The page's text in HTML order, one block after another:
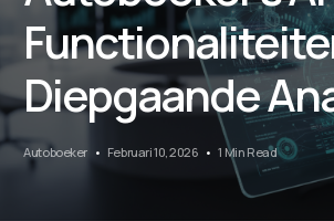
Diepgaande
Autoboeker Februari 10, 2026 1 Min Read